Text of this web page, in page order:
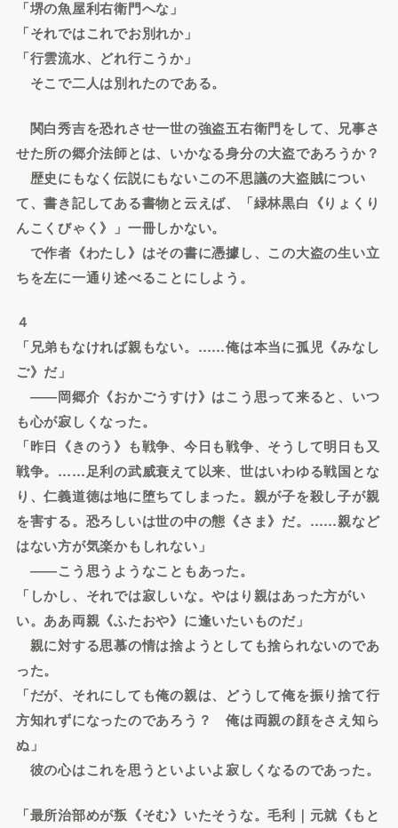
「堺の魚屋利右衛門へな」
「それではこれでお別れか」
「行雲流水、どれ行こうか」
そこで二人は別れたのである。
関白秀吉を恐れさせ一世の強盗五右衛門をして、兄事さ
せた所の郷介法師とは、いかなる身分の大盗であろうか？
歴史にもなく伝説にもないこの不思議の大盗賊につい
て、書き記してある書物と云えば、「緑林黒白《りょくり
んこくびゃく》」一冊しかない。
で作者《わたし》はその書に憑據し、この大盗の生い立
ちを左に一通り述べることにしよう。
４
「兄弟もなければ親もない。……俺は本当に孤児《みなし
ご》だ」
――岡郷介《おかごうすけ》はこう思って来ると、いつ
も心が寂しくなった。
「昨日《きのう》も戦争、今日も戦争、そうして明日も又
戦争。……足利の武威衰えて以来、世はいわゆる戦国とな
り、仁義道徳は地に堕ちてしまった。親が子を殺し子が親
を害する。恐ろしいは世の中の態《さま》だ。……親など
はない方が気楽かもしれない」
――こう思うようなこともあった。
「しかし、それでは寂しいな。やはり親はあった方がい
い。ああ両親《ふたおや》に逢いたいものだ」
親に対する思慕の情は捨ようとしても捨られないのであ
った。
「だが、それにしても俺の親は、どうして俺を振り捨て行
方知れずになったのであろう？ 俺は両親の顔をさえ知ら
ぬ」
彼の心はこれを思うといよいよ寂しくなるのであった。
「最所治部めが叛《そむ》いたそうな。毛利｜元就《もと